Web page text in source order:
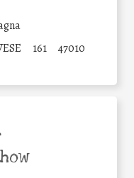
161 47010